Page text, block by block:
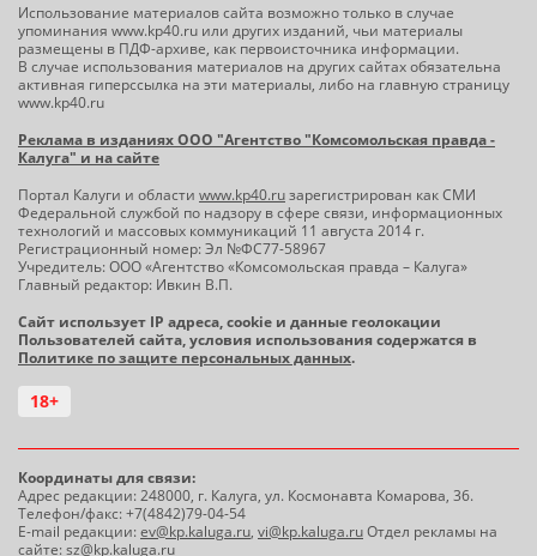
Использование материалов сайта возможно только в случае
упоминания www.kp40.ru или других изданий, чьи материалы
размещены в ПДФ-архиве, как первоисточника информации.
В случае использования материалов на других сайтах обязательна
активная гиперссылка на эти материалы, либо на главную страницу
www.kp40.ru
Реклама в изданиях ООО "Агентство "Комсомольская правда -
Калуга" и на сайте
Портал Калуги и области www.kp40.ruзарегистрирован как СМИ
Федеральной службой по надзору в сфере связи, информационных
технологий и массовых коммуникаций 11 августа 2014 г.
Регистрационный номер: Эл №ФС77-58967
Учредитель: ООО «Агентство «Комсомольская правда – Калуга»
Главный редактор: Ивкин В.П.
Сайт использует IP адреса, cookie и данные геолокации
Пользователей сайта, условия использования содержатся в
Политике по защите персональных данных.
18+
Координаты для связи:
Адрес редакции: 248000, г. Калуга, ул. Космонавта Комарова, 36.
Телефон/факс: +7(4842)79-04-54
E-mail редакции:ev@kp.kaluga.ru, vi@kp.kaluga.ruОтдел рекламы на
сайте:sz@kp.kaluga.ru